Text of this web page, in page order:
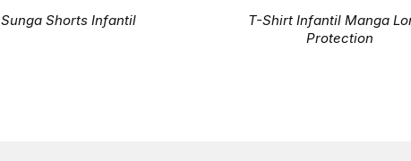
Sunga Shorts Infantil
T-Shirt Infantil Manga
Protection